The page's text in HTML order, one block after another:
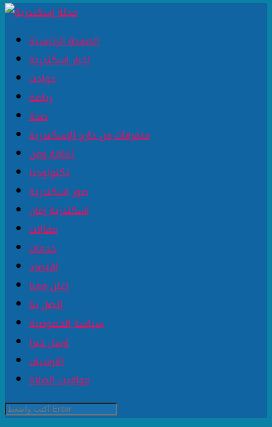
الصفحة الرئيسية
اخبار اسكندرية
حوادث
رياضة
صحة
متفرقات من خارج الإسكندرية
ثقافة وفن
تكنولوجيا
صور اسكندرية
اسكندرية زمان
مقالات
خدمات
اقتصاد
إعلن معنا
إتصل بنا
سياسة الخصوصية
ارسل خبرا
الارشيف
مواقيت الصلاة